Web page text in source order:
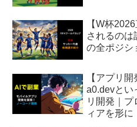
【W杯
されるの
の全ポジシ
【アプリ
a0.devとい
リ開発｜
ィアを形に